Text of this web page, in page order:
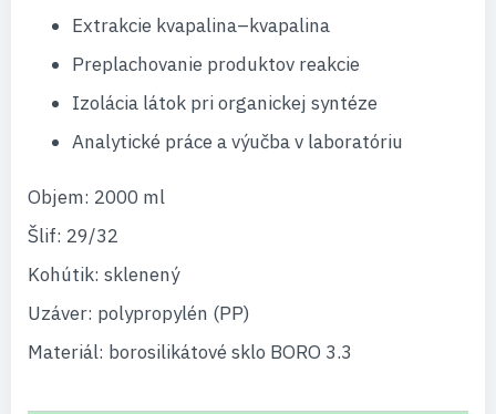
Extrakcie kvapalina–kvapalina
Preplachovanie produktov reakcie
Izolácia látok pri organickej syntéze
Analytické práce a výučba v laboratóriu
Objem: 2000 ml
Šlif: 29/32
Kohútik: sklenený
Uzáver: polypropylén (PP)
Materiál: borosilikátové sklo BORO 3.3